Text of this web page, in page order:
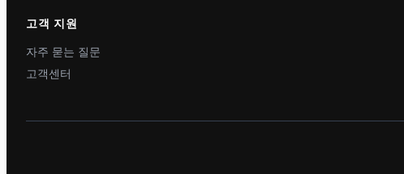
고객 지원
자주 묻는 질문
고객센터